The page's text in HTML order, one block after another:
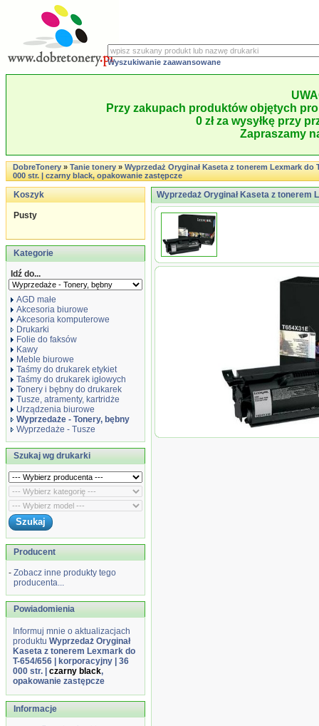
Wyszukiwanie zaawansowane
Przy zakupach produktów objętych
0 zł za wysyłkę przy
Zapraszamy
DobreTonery»Tanie tonery»Wyprzedaż Oryginał Kaseta z tonerem Lexmark do
000 str. | czarny black, opakowanie zastępcze
Koszyk
Pusty
Kategorie
Idź do...
AGD małe
Akcesoria biurowe
Akcesoria komputerowe
Drukarki
Folie do faksów
Kawy
Meble biurowe
Taśmy do drukarek etykiet
Taśmy do drukarek igłowych
Tonery i bębny do drukarek
Tusze, atramenty, kartridże
Urządzenia biurowe
Wyprzedaże - Tonery, bębny
Wyprzedaże - Tusze
Szukaj wg drukarki
Producent
- Zobacz inne produkty tego
producenta...
Powiadomienia
Informuj mnie o aktualizacjach
produktu Wyprzedaż Oryginał
Kaseta z tonerem Lexmark do
T-654/656 | korporacyjny | 36
000 str. |
czarny black,
opakowanie zastępcze
Informacje
Wyprzedaż Oryginał Kaseta z tonerem
Wyprzedaż Oryginał